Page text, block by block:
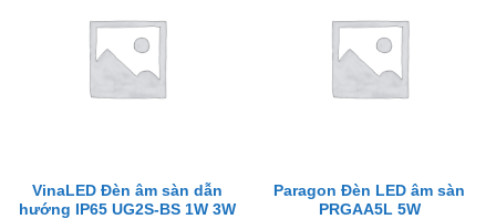
VinaLED Đèn âm sàn dẫn
hướng IP65 UG2S-BS 1W 3W
Paragon Đèn LED âm sàn
PRGAA5L 5W